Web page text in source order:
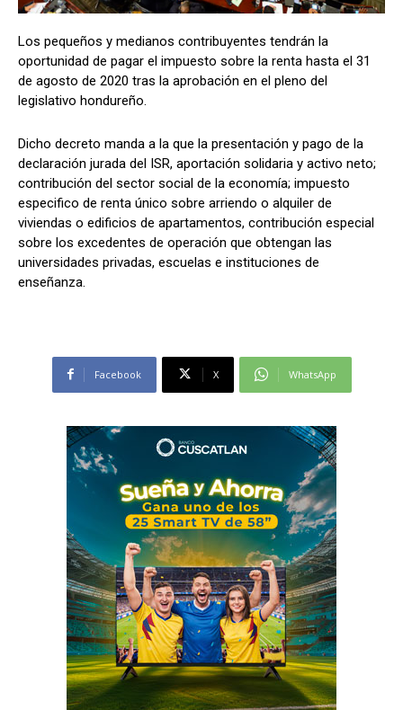
Comparta
Facebook X WhatsApp
Síganos
Comparta
Facebook X WhatsApp
Síganos
Los pequeños y medianos contribuyentes tendrán la
oportunidad de pagar el impuesto sobre la renta hasta el 31
de agosto de 2020 tras la aprobación en el pleno del
legislativo hondureño.
Dicho decreto manda a la que la presentación y pago de la
declaración jurada del ISR, aportación solidaria y activo neto;
contribución del sector social de la economía; impuesto
especifico de renta único sobre arriendo o alquiler de
viviendas o edificios de apartamentos, contribución especial
sobre los excedentes de operación que obtengan las
universidades privadas, escuelas e instituciones de
enseñanza.
Facebook X WhatsApp